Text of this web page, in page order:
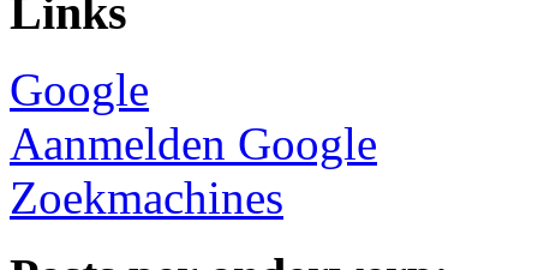
Links
Google
Aanmelden Google
Zoekmachines